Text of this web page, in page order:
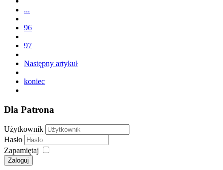
...
96
97
Następny artykuł
koniec
Dla Patrona
Użytkownik
Hasło
Zapamiętaj
Zaloguj